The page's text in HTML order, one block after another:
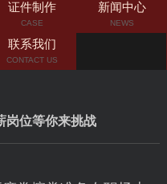
证件制作
CASE
新闻中心
NEWS
联系我们
CONTACT US
岗位等你来挑战